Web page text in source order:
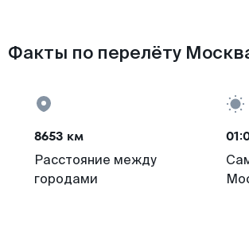
Факты по перелёту
8653 км
Расстояние между
городами